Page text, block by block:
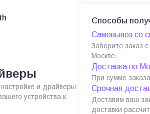
и драйверы
устройства к
Способы
Самовывоз со
Заберите заказ
Москве.
Доставка по
При сумме
Срочная
Доставим ваш
доставки